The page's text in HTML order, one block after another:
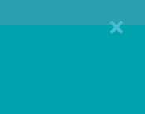
✕
✕
✕
✕
✕